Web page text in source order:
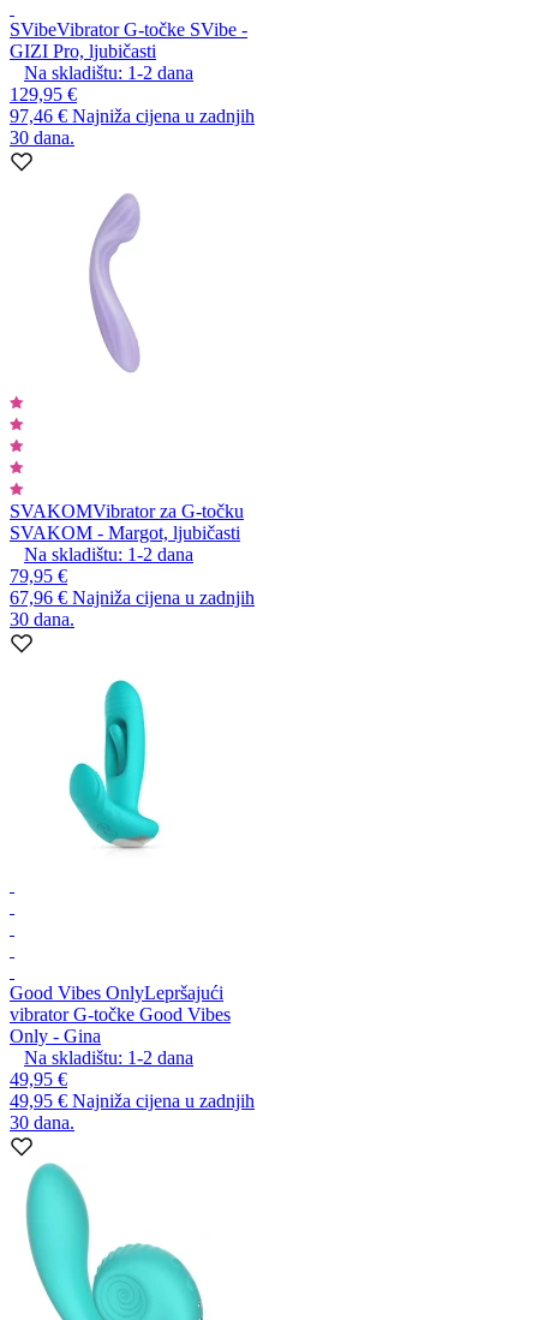
SVibeVibrator G-točke SVibe -
GIZI Pro, ljubičasti
Na skladištu: 1-2 dana
129,95 €
97,46 € Najniža cijena u zadnjih
30 dana.
SVAKOMVibrator za G-točku
SVAKOM - Margot, ljubičasti
Na skladištu: 1-2 dana
79,95 €
67,96 € Najniža cijena u zadnjih
30 dana.
Good Vibes OnlyLepršajući
vibrator G-točke Good Vibes
Only - Gina
Na skladištu: 1-2 dana
49,95 €
49,95 € Najniža cijena u zadnjih
30 dana.